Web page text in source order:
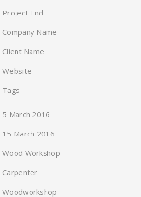
Project End
Company Name
Client Name
Website
Tags
5 March 2016
15 March 2016
Wood Workshop
Carpenter
Woodworkshop